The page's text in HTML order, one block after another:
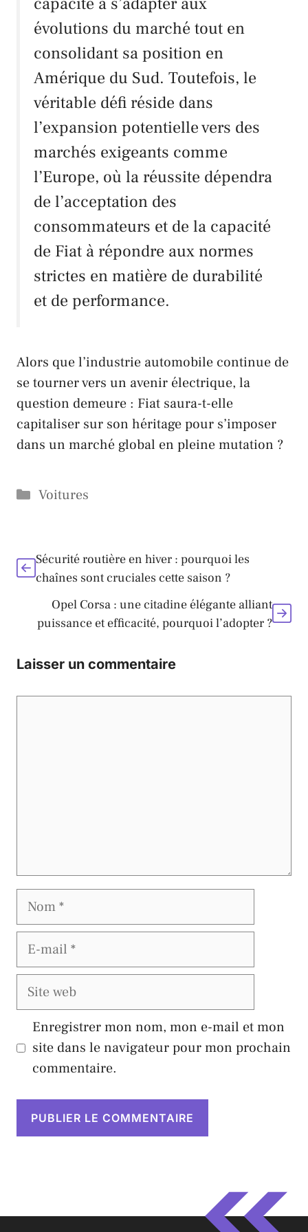
évolutions du marché tout en
consolidant sa position en
Amérique du Sud. Toutefois, le
véritable défi réside dans
l’expansion potentielle vers des
marchés exigeants comme
l’Europe, où la réussite dépendra
de l’acceptation des
consommateurs et de la capacité
de Fiat à répondre aux normes
strictes en matière de durabilité
et de performance.
Alors que l’industrie automobile continue de
se tourner vers un avenir électrique, la
question demeure : Fiat saura-t-elle
capitaliser sur son héritage pour s’imposer
dans un marché global en pleine mutation ?
Catégories
Voitures
Sécurité routière en hiver : pourquoi les
chaînes sont cruciales cette saison ?
Opel Corsa : une citadine élégante alliant
puissance et efficacité, pourquoi l’adopter ?
Laisser un commentaire
Nom
E-
Site
Enregistrer mon nom, mon e-mail et mon
site dans le navigateur pour mon prochain
commentaire.
e